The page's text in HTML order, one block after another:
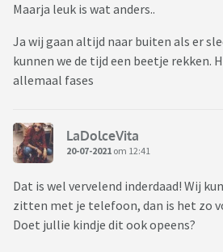
Maarja leuk is wat anders..
Ja wij gaan altijd naar buiten als er
kunnen we de tijd een beetje rekken.
allemaal fases
LaDolceVita
20-07-2021 om 12:41
Dat is wel vervelend inderdaad! Wij
zitten met je telefoon, dan is het zo
Doet jullie kindje dit ook opeens?